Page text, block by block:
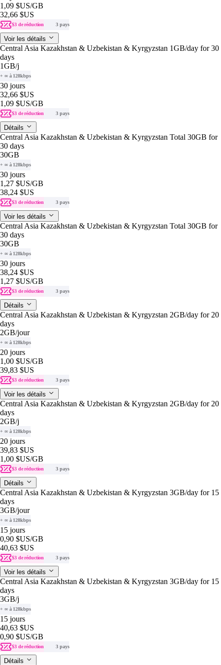
1,09 $US/GB
32,66 $US
$3 de réduction 3 pays
Voir les détails
Central Asia Kazakhstan & Uzbekistan & Kyrgyzstan 1GB/day for 30
days
1GB/j
+ ∞ à 128kbps
30 jours
32,66 $US
1,09 $US/GB
$3 de réduction 3 pays
Détails
Central Asia Kazakhstan & Uzbekistan & Kyrgyzstan Total 30GB for
30 days
30GB
+ ∞ à 128kbps
30 jours
1,27 $US/GB
38,24 $US
$3 de réduction 3 pays
Voir les détails
Central Asia Kazakhstan & Uzbekistan & Kyrgyzstan Total 30GB for
30 days
30GB
+ ∞ à 128kbps
30 jours
38,24 $US
1,27 $US/GB
$3 de réduction 3 pays
Détails
Central Asia Kazakhstan & Uzbekistan & Kyrgyzstan 2GB/day for 20
days
2GB/jour
+ ∞ à 128kbps
20 jours
1,00 $US/GB
39,83 $US
$3 de réduction 3 pays
Voir les détails
Central Asia Kazakhstan & Uzbekistan & Kyrgyzstan 2GB/day for 20
days
2GB/j
+ ∞ à 128kbps
20 jours
39,83 $US
1,00 $US/GB
$3 de réduction 3 pays
Détails
Central Asia Kazakhstan & Uzbekistan & Kyrgyzstan 3GB/day for 15
days
3GB/jour
+ ∞ à 128kbps
15 jours
0,90 $US/GB
40,63 $US
$3 de réduction 3 pays
Voir les détails
Central Asia Kazakhstan & Uzbekistan & Kyrgyzstan 3GB/day for 15
days
3GB/j
+ ∞ à 128kbps
15 jours
40,63 $US
0,90 $US/GB
$3 de réduction 3 pays
Détails